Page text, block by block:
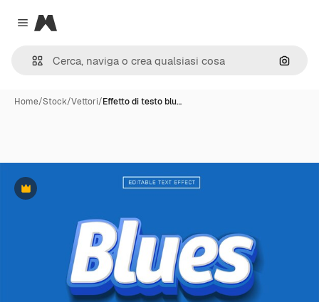
Close menu
Magnific
Cerca
Home/Stock/Vettori/Effetto di testo blu…
Premium